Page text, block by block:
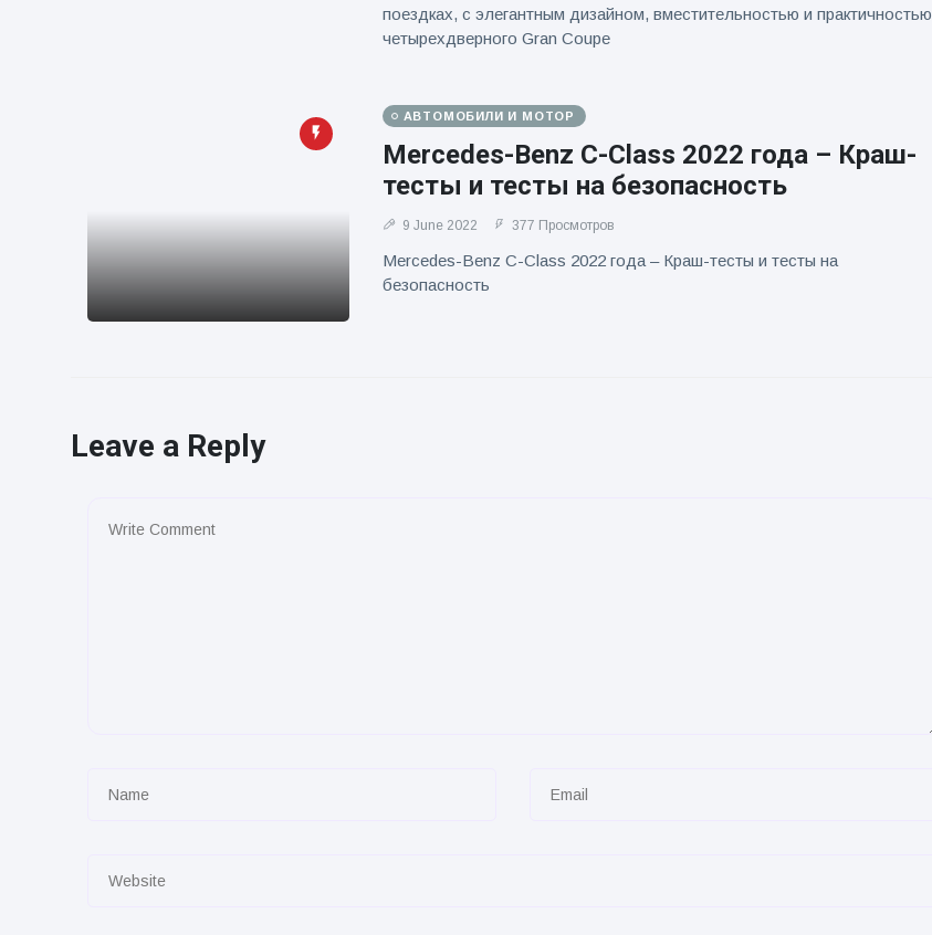
поездках, с элегантным дизайном, вместительностью и практичностью
четырехдверного Gran Coupe
АВТОМОБИЛИ И МОТОР
Mercedes-Benz C-Class 2022 года – Краш-
тесты и тесты на безопасность
9 June 2022 377 Просмотров
Mercedes-Benz C-Class 2022 года – Краш-тесты и тесты на
безопасность
Leave a Reply